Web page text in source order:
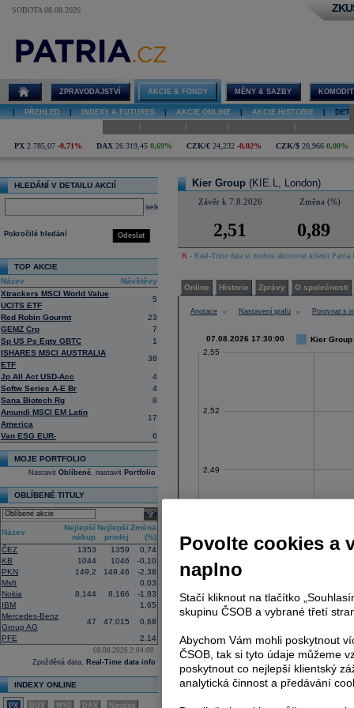
SOBOTA 08.08.2026
Kier Group
ZPRAVODAJSTVÍ AKCIE & FONDY MĚNY & SAZBY
PŘEHLED INDEXY A FUTURES AKCIE ONLINE AKCIE HISTORIE
PX 2 785,07 -0,71% DAX 26 319,45 0,69% CZK/€ 24,232 -0,02% CZK/$ 20,966 0,00%
HLEDÁNÍ V DETAILU AKCIÍ
select
Odeslat
Pokročilé hledání
TOP AKCIE
Název
Návštěvy
Xtrackers MSCI World Value
UCITS ETF
5
Red Robin Gourmt
23
GEMZ Crp
7
Sp US Ps Eqty GBTC
1
ISHARES MSCI AUSTRALIA
ETF
38
Jp All Act USD-Acc
4
Softw Series A-E Br
4
Sana Biotech Rg
8
Amundi MSCI EM Latin
America
17
Van ESG EUR- 6
MOJE PORTFOLIO
Nastavit Oblíbené, nastavit Portfolio
OBLÍBENÉ TITULY
select
Název
Nejlepší
nákup
Nejlepší
prodej
Změna
(%)
ČEZ
1353 1359
0,74
KB
1044 1046
-0,10
PKN
149,2 149,46
-2,38
Msft
0,03
Nokia
8,144 8,166
-1,83
IBM
1,65
Mercedes-Benz
Group AG
47 47,015
0,68
PFE
2,14
08.08.2026 2:04:00
Zpožděná data, Real-Time data info
INDEXY ONLINE
PX BUX WIG DAX Nasdaq
Kier Group (KIE.L, London)
Závěr k 7.8.2026 Změna (%)
2,51 0,89
R - Real-Time data si mohou aktivovat klienti
Online Historie Zprávy O společnosti
Anotace Nastavení grafu Porovnat s
2,40
2,49
2,52
2,55
07.08.2026 17:30:00 Kier
Povolte cookies a
naplno
Stačí kliknout na tlačítko
skupinu ČSOB a vybrané třetí
Abychom Vám mohli poskytnout
ČSOB, tak si tyto údaje můžeme
poskytnout co nejlepší klientský
analytická činnost a předávání